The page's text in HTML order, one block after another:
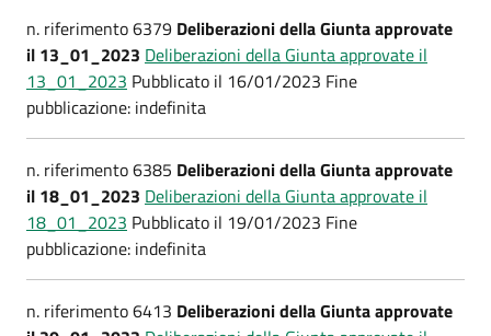
n. riferimento 6379 Deliberazioni della Giunta approvate
il 13_01_2023 Deliberazioni della Giunta approvate il
13_01_2023 Pubblicato il 16/01/2023 Fine
pubblicazione: indefinita
n. riferimento 6385 Deliberazioni della Giunta approvate
il 18_01_2023 Deliberazioni della Giunta approvate il
18_01_2023 Pubblicato il 19/01/2023 Fine
pubblicazione: indefinita
n. riferimento 6413 Deliberazioni della Giunta approvate